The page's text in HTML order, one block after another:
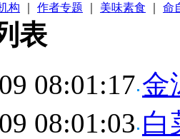
构 作者专题 美味素食 命
表
08:01:17 金
08:01:03 白